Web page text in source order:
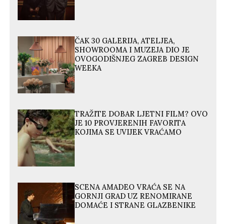
ČAK 30 GALERIJA, ATELJEA,
SHOWROOMA I MUZEJA DIO JE
OVOGODIŠNJEG ZAGREB DESIGN
WEEKA
TRAŽITE DOBAR LJETNI FILM? OVO
JE 10 PROVJERENIH FAVORITA
KOJIMA SE UVIJEK VRAĆAMO
SCENA AMADEO VRAĆA SE NA
GORNJI GRAD UZ RENOMIRANE
DOMAĆE I STRANE GLAZBENIKE